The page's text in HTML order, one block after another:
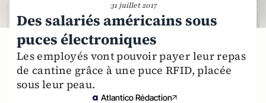
31 juillet 2017
Des salariés américains sous
puces électroniques
Les employés vont pouvoir payer leur repas
de cantine grâce à une puce RFID, placée
sous leur peau.
Atlantico Rédaction